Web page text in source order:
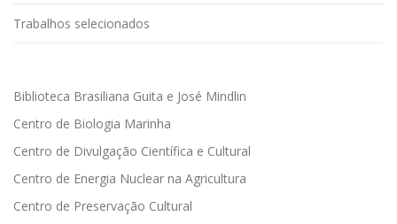
Trabalhos selecionados
Biblioteca Brasiliana Guita e José Mindlin
Centro de Biologia Marinha
Centro de Divulgação Científica e Cultural
Centro de Energia Nuclear na Agricultura
Centro de Preservação Cultural